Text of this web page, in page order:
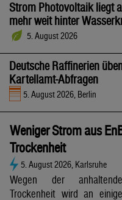
Strom Photovoltaik liegt
mehr weit hinter
5. August 2026
Deutsche Raffinerien
Kartellamt-Abfragen
5. August 2026, Berlin
Weniger Strom aus
Trockenheit
5. August 2026, Karlsruhe
Wegen der
Trockenheit wird an